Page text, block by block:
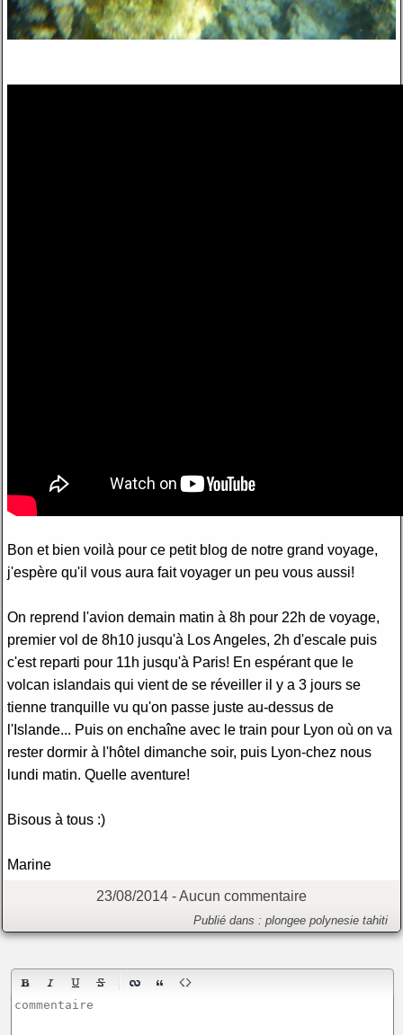
Bon et bien voilà pour ce petit blog de notre grand voyage,
j'espère qu'il vous aura fait voyager un peu vous aussi!
On reprend l'avion demain matin à 8h pour 22h de voyage,
premier vol de 8h10 jusqu'à Los Angeles, 2h d'escale puis
c'est reparti pour 11h jusqu'à Paris! En espérant que le
volcan islandais qui vient de se réveiller il y a 3 jours se
tienne tranquille vu qu'on passe juste au-dessus de
l'Islande... Puis on enchaîne avec le train pour Lyon où on va
rester dormir à l'hôtel dimanche soir, puis Lyon-chez nous
lundi matin. Quelle aventure!
Bisous à tous :)
Marine
23/08/2014 - Aucun commentaire
Publié dans : plongee polynesie tahiti